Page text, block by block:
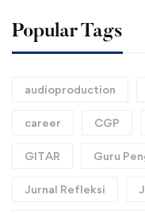
Popular Tags
audioproduction
career CGP
GITAR Guru
Jurnal Refleksi